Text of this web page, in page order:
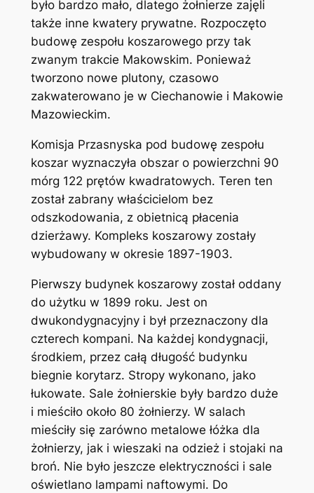
było bardzo mało, dlatego żołnierze zajęli
także inne kwatery prywatne. Rozpoczęto
budowę zespołu koszarowego przy tak
zwanym trakcie Makowskim. Ponieważ
tworzono nowe plutony, czasowo
zakwaterowano je w Ciechanowie i Makowie
Mazowieckim.
Komisja Przasnyska pod budowę zespołu
koszar wyznaczyła obszar o powierzchni 90
mórg 122 prętów kwadratowych. Teren ten
został zabrany właścicielom bez
odszkodowania, z obietnicą płacenia
dzierżawy. Kompleks koszarowy zostały
wybudowany w okresie 1897-1903.
Pierwszy budynek koszarowy został oddany
do użytku w 1899 roku. Jest on
dwukondygnacyjny i był przeznaczony dla
czterech kompani. Na każdej kondygnacji,
środkiem, przez całą długość budynku
biegnie korytarz. Stropy wykonano, jako
łukowate. Sale żołnierskie były bardzo duże
i mieściło około 80 żołnierzy. W salach
mieściły się zarówno metalowe łóżka dla
żołnierzy, jak i wieszaki na odzież i stojaki na
broń. Nie było jeszcze elektryczności i sale
oświetlano lampami naftowymi. Do